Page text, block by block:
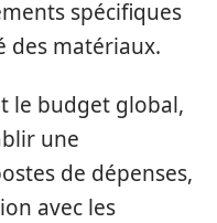
spécifiques
matériaux.
le budget global,
une
de dépenses,
avec les